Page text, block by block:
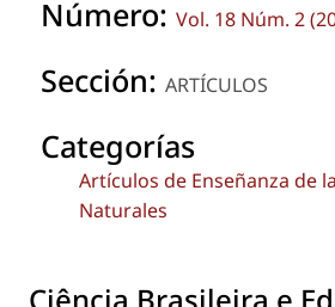
Número: Vol. 18 Núm. 2
Sección: ARTÍCULOS
Categorías
Artículos de Enseñanza de
Naturales